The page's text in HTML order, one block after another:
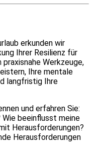
erkunden wir
Ihrer Resilienz für
Werkzeuge,
Ihre mentale
langfristig Ihre
und erfahren Sie:
beeinflusst meine
Herausforderungen?
Herausforderungen